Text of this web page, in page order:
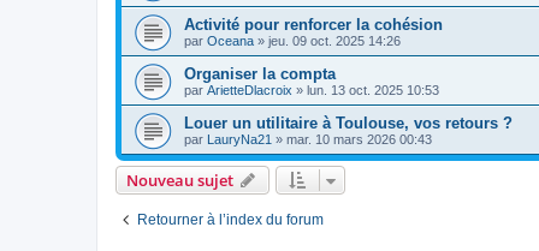
Activité pour renforcer la cohésion
par Oceana » jeu. 09 oct. 2025 14:26
Organiser la compta
par ArietteDlacroix » lun. 13 oct. 2025 10:53
Louer un utilitaire à Toulouse, vos retours ?
par LauryNa21 » mar. 10 mars 2026 00:43
Nouveau sujet
Retourner à l’index du forum